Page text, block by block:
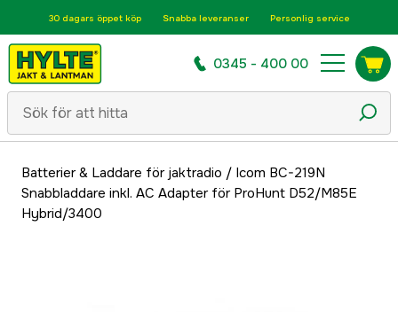
30 dagars öppet köp Snabba leveranser Personlig service
0345 - 400 00
Batterier & Laddare för jaktradio / Icom BC-219N
Snabbladdare inkl. AC Adapter för ProHunt D52/M85E
Hybrid/3400